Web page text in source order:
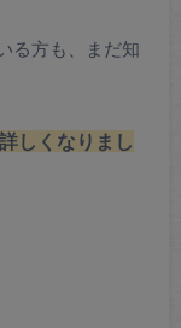
る方も、まだ知
しくなりまし